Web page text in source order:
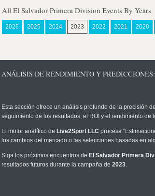
All El Salvador Primera Division Events By Years
2026 2025 2024 2023 2022 2021 2020
ANÁLISIS DE RENDIMIENTO Y
Esta sección ofrece un análisis profundo de la precisión
seguimiento de los resultados, el ROI y el rendimiento de
El motor analítico de Live2Sport LLC procesa
los cambios del mercado o las selecciones basadas en
Siga los próximos encuentros de El Salvador Primera
resultados futuros durante la campaña de 2023.